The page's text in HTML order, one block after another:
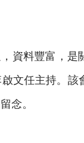
資料豐富，是
文任主持。該
念。